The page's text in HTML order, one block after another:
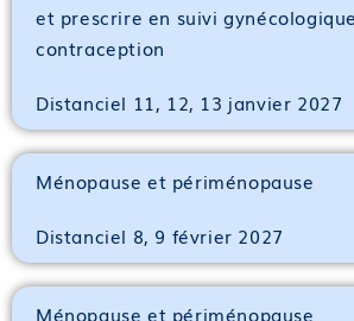
et prescrire en suivi
contraception
Distanciel 11, 12, 13 janvier 2027
Ménopause et périménopause
Distanciel 8, 9 février 2027
Ménopause et périménopause